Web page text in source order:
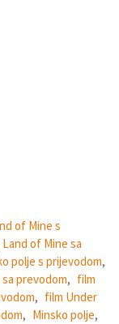
of Mine s
of Mine sa
polje s prijevodom,
prevodom, film
, film Under
, Minsko polje,